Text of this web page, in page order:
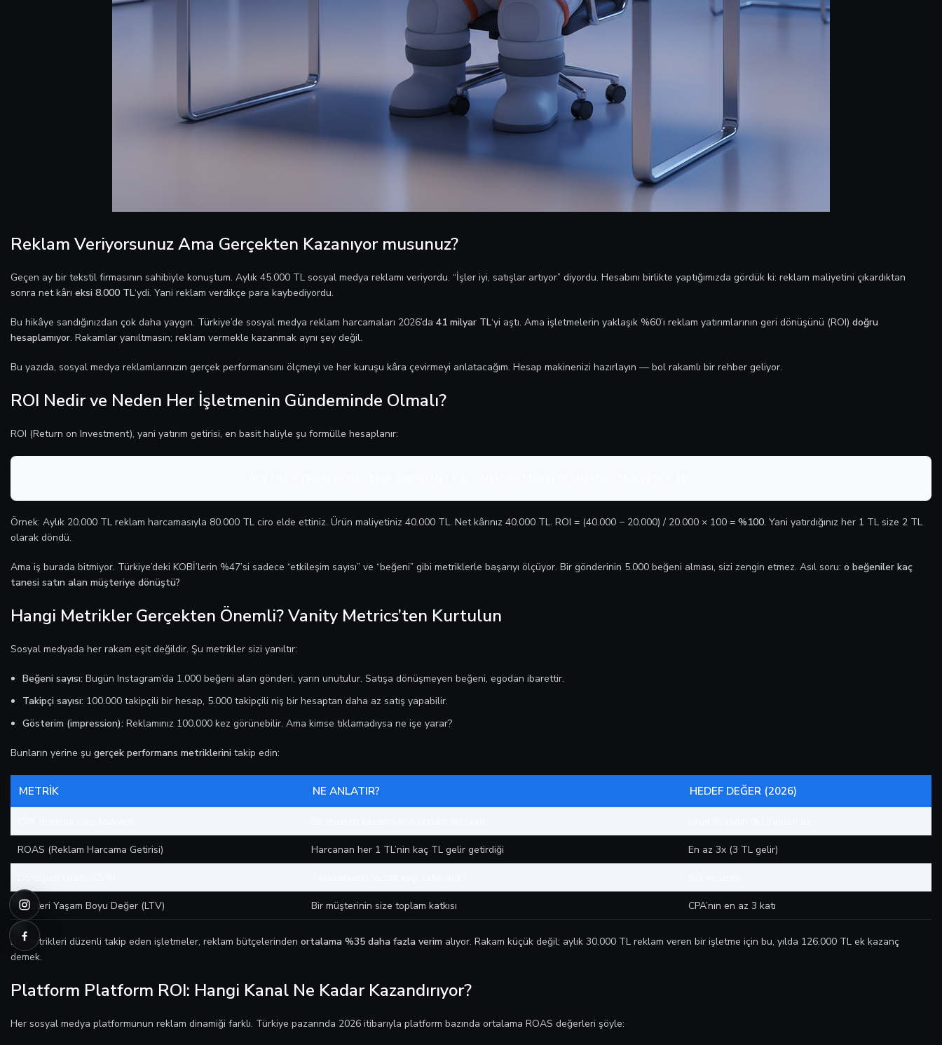
Reklam Veriyorsunuz Ama Gerçekten Kazanıyor musunuz?
Geçen ay bir tekstil firmasının sahibiyle konuştum. Aylık 45.000 TL sosyal medya reklamı veriyordu. “İşler iyi, satışlar artıyor” diyordu. Hesabını birlikte yaptığımızda gördük ki: reklam maliyetini çıkardıktan
sonra net kârı eksi 8.000 TL‘ydi. Yani reklam verdikçe para kaybediyordu.
Bu hikâye sandığınızdan çok daha yaygın. Türkiye’de sosyal medya reklam harcamaları 2026’da 41 milyar TL‘yi aştı. Ama işletmelerin yaklaşık %60’ı reklam yatırımlarının geri dönüşünü (ROI) doğru
hesaplamıyor. Rakamlar yanıltmasın; reklam vermekle kazanmak aynı şey değil.
Bu yazıda, sosyal medya reklamlarınızın gerçek performansını ölçmeyi ve her kuruşu kâra çevirmeyi anlatacağım. Hesap makinenizi hazırlayın — bol rakamlı bir rehber geliyor.
ROI Nedir ve Neden Her İşletmenin Gündeminde Olmalı?
ROI (Return on Investment), yani yatırım getirisi, en basit haliyle şu formülle hesaplanır:
Örnek: Aylık 20.000 TL reklam harcamasıyla 80.000 TL ciro elde ettiniz. Ürün maliyetiniz 40.000 TL. Net kârınız 40.000 TL. ROI = (40.000 − 20.000) / 20.000 × 100 = %100. Yani yatırdığınız her 1 TL size 2 TL
olarak döndü.
Ama iş burada bitmiyor. Türkiye’deki KOBİ’lerin %47’si sadece “etkileşim sayısı” ve “beğeni” gibi metriklerle başarıyı ölçüyor. Bir gönderinin 5.000 beğeni alması, sizi zengin etmez. Asıl soru: o beğeniler kaç
tanesi satın alan müşteriye dönüştü?
Hangi Metrikler Gerçekten Önemli? Vanity Metrics’ten Kurtulun
Sosyal medyada her rakam eşit değildir. Şu metrikler sizi yanıltır:
Beğeni sayısı: Bugün Instagram’da 1.000 beğeni alan gönderi, yarın unutulur. Satışa dönüşmeyen beğeni, egodan ibarettir.
Takipçi sayısı: 100.000 takipçili bir hesap, 5.000 takipçili niş bir hesaptan daha az satış yapabilir.
Gösterim (impression): Reklamınız 100.000 kez görünebilir. Ama kimse tıklamadıysa ne işe yarar?
Bunların yerine şu gerçek performans metriklerini takip edin:
METRIK NE ANLATIR? HEDEF DEĞER (2026)
ROAS (Reklam Harcama Getirisi) Harcanan her 1 TL’nin kaç TL gelir getirdiği En az 3x (3 TL gelir)
Müşteri Yaşam Boyu Değer (LTV) Bir müşterinin size toplam katkısı CPA’nın en az 3 katı
Bu metrikleri düzenli takip eden işletmeler, reklam bütçelerinden ortalama %35 daha fazla verim alıyor. Rakam küçük değil; aylık 30.000 TL reklam veren bir işletme için bu, yılda 126.000 TL ek kazanç
demek.
Platform Platform ROI: Hangi Kanal Ne Kadar Kazandırıyor?
Her sosyal medya platformunun reklam dinamiği farklı. Türkiye pazarında 2026 itibarıyla platform bazında ortalama ROAS değerleri şöyle: